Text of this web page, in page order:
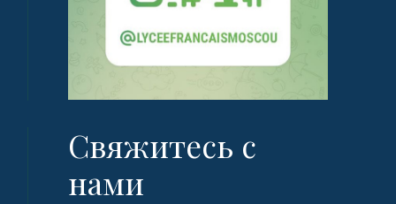
Свяжитесь с
нами